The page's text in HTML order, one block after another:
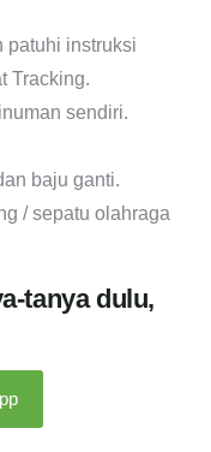
patuhi instruksi
Tracking.
sendiri.
baju ganti.
/ sepatu olahraga
tanya dulu,